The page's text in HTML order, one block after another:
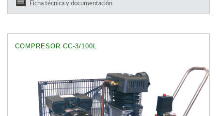
Ficha técnica y documentación
COMPRESOR CC-3/100L